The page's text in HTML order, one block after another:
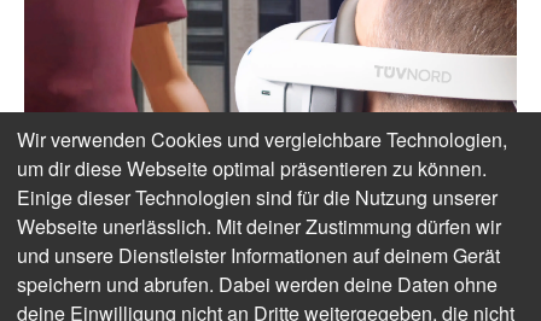
Wir verwenden Cookies und vergleichbare Technologien,
um dir diese Webseite optimal präsentieren zu können.
Einige dieser Technologien sind für die Nutzung unserer
Webseite unerlässlich. Mit deiner Zustimmung dürfen wir
und unsere Dienstleister Informationen auf deinem Gerät
speichern und abrufen. Dabei werden deine Daten ohne
deine Einwilligung nicht an Dritte weitergegeben, die nicht